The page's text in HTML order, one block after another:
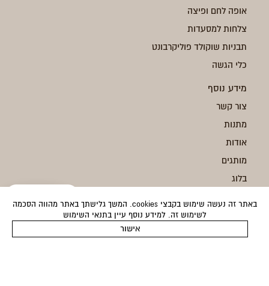
באתר זה נעשה שימוש בקבצי cookies. המשך גלישתך באתר מהווה הסכמה
לשימוש זה. למידע נוסף עיין בתנאי השימוש
אישורהוספה לסל
אופה לחם ופיצה
צלחות למסעדות
תבניות שוקולד פוליקרבונט
כלי הגשה
מידע נוסף
צור קשר
מתנות
אודות
מותגים
בלוג